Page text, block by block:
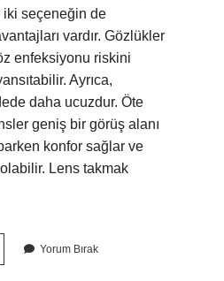
seçeneğin de
vardır. Gözlükler
enfeksiyonu riskini
Ayrıca,
daha ucuzdur. Öte
geniş bir görüş alanı
konfor sağlar ve
Lens takmak
Yorum Bırak